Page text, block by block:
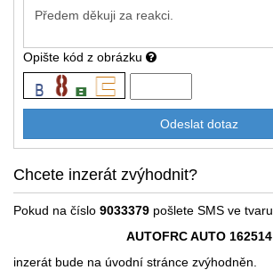
Opište kód z obrázku
Chcete inzerát zvýhodnit?
Pokud na číslo 9033379 pošlete SMS ve tvaru
AUTOFRC AUTO 162514
inzerát bude na úvodní stránce zvýhodněn.